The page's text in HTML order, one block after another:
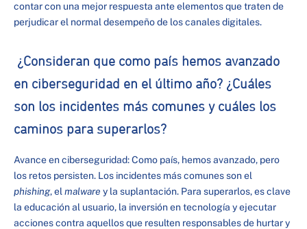
contar con una mejor respuesta ante elementos que traten de
perjudicar el normal desempeño de los canales digitales.
¿Consideran que como país hemos avanzado
en ciberseguridad en el último año? ¿Cuáles
son los incidentes más comunes y cuáles los
caminos para superarlos?
Avance en ciberseguridad: Como país, hemos avanzado, pero
los retos persisten. Los incidentes más comunes son el
phishing, el malware y la suplantación. Para superarlos, es clave
la educación al usuario, la inversión en tecnología y ejecutar
acciones contra aquellos que resulten responsables de hurtar y